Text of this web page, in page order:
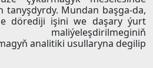
tanyşdyrdy. Mundan başga-da,
dörediji işini we daşary ýurt
maliýeleşdirilmeginiň
analitiki usullaryna degilip